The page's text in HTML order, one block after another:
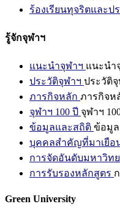
ร้องเรียนทุจริตและ
รู้จักจุฬาฯ
แนะนำจุฬาฯ แนะนำ
ประวัติจุฬาฯ ประวัติ
ภารกิจหลัก ภารกิจห
จุฬาฯ 100 ปี จุฬาฯ
ข้อมูลและสถิติ ข้อมู
บุคคลสำคัญที่มาเยือ
การจัดอันดับมหาวิท
การรับรองหลักสูตร
Green University